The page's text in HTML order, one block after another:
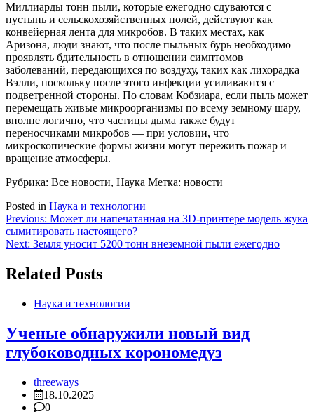
Миллиарды тонн пыли, которые ежегодно сдуваются с
пустынь и сельскохозяйственных полей, действуют как
конвейерная лента для микробов. В таких местах, как
Аризона, люди знают, что после пыльных бурь необходимо
проявлять бдительность в отношении симптомов
заболеваний, передающихся по воздуху, таких как лихорадка
Вэлли, поскольку после этого инфекции усиливаются с
подветренной стороны. По словам Кобзиара, если пыль может
перемещать живые микроорганизмы по всему земному шару,
вполне логично, что частицы дыма также будут
переносчиками микробов — при условии, что
микроскопические формы жизни могут пережить пожар и
вращение атмосферы.
Рубрика: Все новости, Наука Метка: новости
Posted in Наука и технологии
Навигация
по
Previous: Может ли напечатанная на 3D-принтере модель жука
сымитировать настоящего?
Next: Земля уносит 5200 тонн внеземной пыли ежегодно
Related Posts
Наука и технологии
Ученые обнаружили новый вид
глубоководных корономедуз
threeways
18.10.2025
0